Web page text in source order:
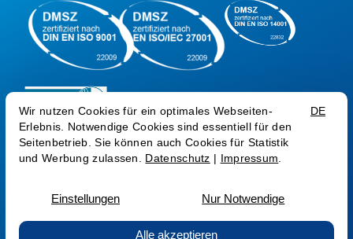
AGB AG AGB SEC AGB COM AEB
ZV CSP
Sprache: AT EN